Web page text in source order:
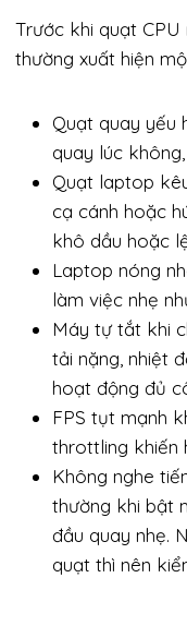
Trước khi quạt
thường xuất hiện
Quạt quay yếu
quay lúc
Quạt laptop
cạ cánh hoặc
khô dầu hoặc
Laptop nóng
làm việc nhẹ
Máy tự tắt khi
tải nặng, nhiệt
hoạt động đủ
FPS tụt mạnh
throttling khiến
Không nghe
thường khi bật
đầu quay nhẹ.
quạt thì nên